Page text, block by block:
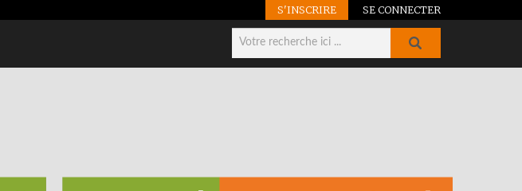
S'INSCRIRE SE CONNECTER